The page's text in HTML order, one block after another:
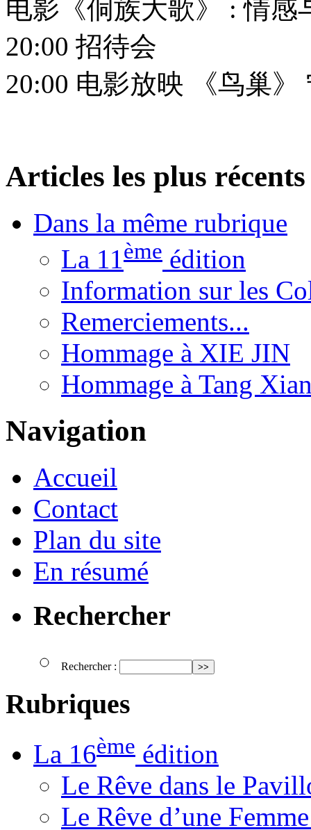
电影《侗族大歌》 : 情感
20:00 招待会
20:00 电影放映 《鸟巢》
Articles les plus récents
Dans la même rubrique
La 11ème édition
Information sur les
Remerciements...
Hommage à XIE JIN
Hommage à Tang
Navigation
Accueil
Contact
Plan du site
En résumé
Rechercher
Rechercher :
Rubriques
La 16ème édition
Le Rêve dans le
Le Rêve d’une